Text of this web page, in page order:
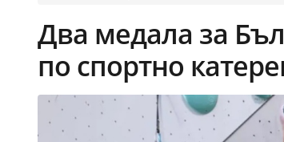
Два медала за
по спортно